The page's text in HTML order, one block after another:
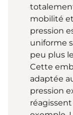
mobilité
pression
uniforme
peu plus
Cette
adaptée
pression